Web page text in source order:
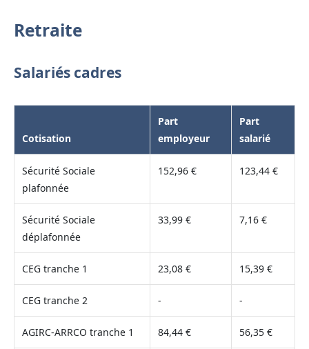
Retraite
Salariés cadres
Cotisation
Part
employeur
Part
salarié
Sécurité Sociale
plafonnée
152,96 € 123,44 €
Sécurité Sociale
déplafonnée
33,99 € 7,16 €
CEG tranche 1 23,08 € 15,39 €
CEG tranche 2 - -
AGIRC-ARRCO tranche 1 84,44 € 56,35 €